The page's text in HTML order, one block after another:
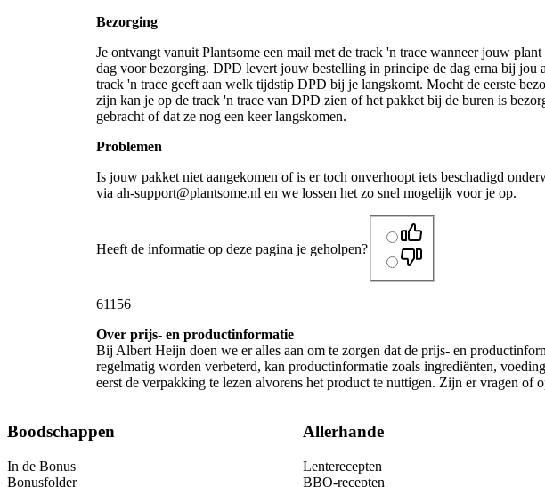
Bezorging
Je ontvangt vanuit Plantsome een mail met de track 'n trace wanneer jouw
dag voor bezorging. DPD levert jouw bestelling in principe de dag erna bij jou
track 'n trace geeft aan welk tijdstip DPD bij je langskomt. Mocht de eerste
zijn kan je op de track 'n trace van DPD zien of het pakket bij de buren is
gebracht of dat ze nog een keer langskomen.
Problemen
Is jouw pakket niet aangekomen of is er toch onverhoopt iets beschadigd
via ah-support@plantsome.nl en we lossen het zo snel mogelijk voor je op.
Heeft de informatie op deze pagina je geholpen?
61156
Over prijs- en productinformatie
Bij Albert Heijn doen we er alles aan om te zorgen dat de prijs- en
regelmatig worden verbeterd, kan productinformatie zoals ingrediënten,
eerst de verpakking te lezen alvorens het product te nuttigen. Zijn er vragen
Boodschappen
In de Bonus
Bonusfolder
Allerhande
Lenterecepten
BBQ-recepten